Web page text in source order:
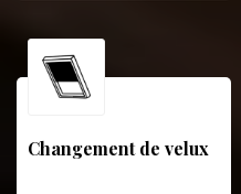
Changement de velux